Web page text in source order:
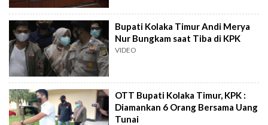
Bupati Kolaka Timur Andi Merya
Nur Bungkam saat Tiba di KPK
VIDEO
OTT Bupati Kolaka Timur, KPK :
Diamankan 6 Orang Bersama Uang
Tunai